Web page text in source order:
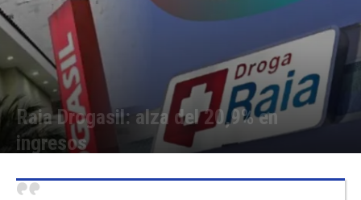
Raia Drogasil: alza del 20,9% en
ingresos